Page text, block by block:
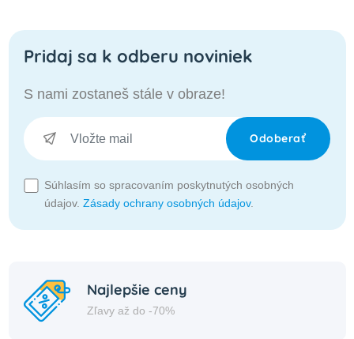
Pridaj sa k odberu noviniek
S nami zostaneš stále v obraze!
Odoberať
Súhlasím so spracovaním poskytnutých osobných
údajov. Zásady ochrany osobných údajov.
Najlepšie ceny
Zľavy až do -70%